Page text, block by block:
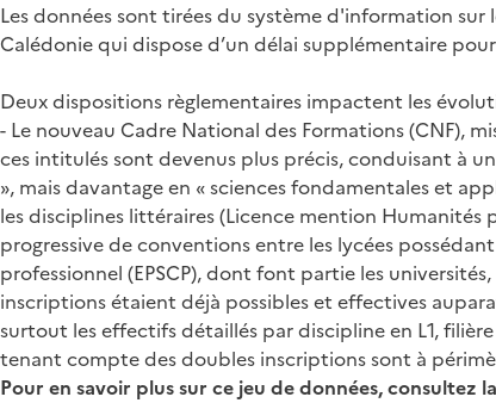
Les données sont tirées du système d'information sur
Calédonie qui dispose d’un délai supplémentaire
Deux dispositions règlementaires impactent les
- Le nouveau Cadre National des Formations (CNF),
ces intitulés sont devenus plus précis, conduisant à
», mais davantage en « sciences fondamentales et
les disciplines littéraires (Licence mention Humanités
progressive de conventions entre les lycées
professionnel (EPSCP), dont font partie les
inscriptions étaient déjà possibles et effectives
surtout les effectifs détaillés par discipline en L1,
tenant compte des doubles inscriptions sont à
Pour en savoir plus sur ce jeu de données, consultez la